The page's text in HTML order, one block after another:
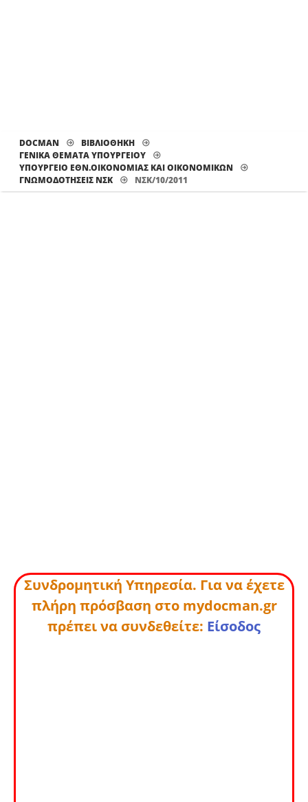
DOCMAN
ΒΙΒΛΙΟΘΗΚΗ
ΓΕΝΙΚΑ ΘΕΜΑΤΑ ΥΠΟΥΡΓΕΙΟΥ
ΥΠΟΥΡΓΕΙΟ ΕΘΝ.ΟΙΚΟΝΟΜΙΑΣ ΚΑΙ ΟΙΚΟΝΟΜΙΚΩΝ
ΓΝΩΜΟΔΟΤΉΣΕΙΣ ΝΣΚ
ΝΣΚ/10/2011
Συνδρομητική Υπηρεσία. Για να έχετε
πλήρη πρόσβαση στο mydocman.gr
πρέπει να συνδεθείτε: Είσοδος